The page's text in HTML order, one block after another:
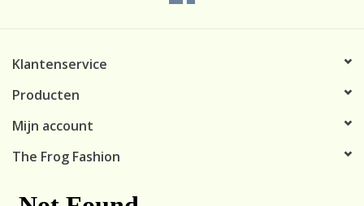
Klantenservice
Producten
Mijn account
The Frog Fashion